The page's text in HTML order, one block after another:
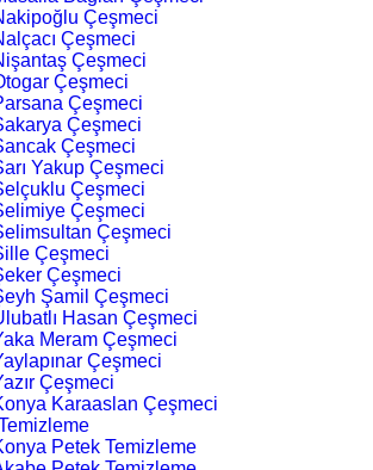
Çeşmeci
Çeşmeci
Çeşmeci
Çeşmeci
Çeşmeci
Çeşmeci
Çeşmeci
Yakup Çeşmeci
Çeşmeci
Çeşmeci
Çeşmeci
Çeşmeci
Çeşmeci
Şamil Çeşmeci
Hasan Çeşmeci
Meram Çeşmeci
Çeşmeci
Çeşmeci
Karaaslan Çeşmeci
Petek Temizleme